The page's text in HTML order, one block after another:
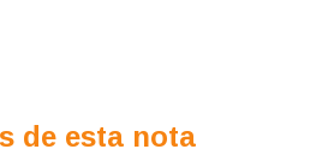
de esta nota